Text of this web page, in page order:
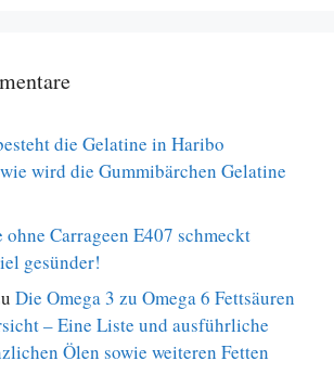
die Gelatine in Haribo
wird die Gummibärchen Gelatine
ohne Carrageen E407 schmeckt
gesünder!
Die Omega 3 zu Omega 6 Fettsäuren
– Eine Liste und ausführliche
Ölen sowie weiteren Fetten